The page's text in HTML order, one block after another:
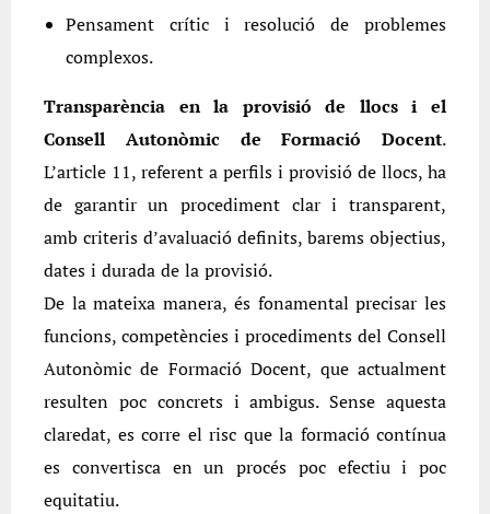
Pensament crític i resolució de problemes
complexos.
Transparència en la provisió de llocs i el
Consell Autonòmic de Formació Docent.
L’article 11, referent a perfils i provisió de llocs, ha
de garantir un procediment clar i transparent,
amb criteris d’avaluació definits, barems objectius,
dates i durada de la provisió.
De la mateixa manera, és fonamental precisar les
funcions, competències i procediments del Consell
Autonòmic de Formació Docent, que actualment
resulten poc concrets i ambigus. Sense aquesta
claredat, es corre el risc que la formació contínua
es convertisca en un procés poc efectiu i poc
equitatiu.